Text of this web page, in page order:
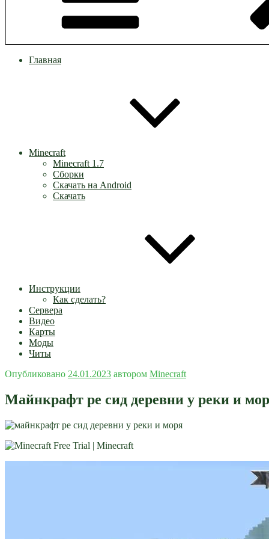
Главная
Minecraft
Minecraft 1.7
Сборки
Скачать на Android
Скачать
Инструкции
Как сделать?
Сервера
Видео
Карты
Моды
Читы
Опубликовано 24.01.2023 автором Minecraft
Майнкрафт pe сид деревни у реки и